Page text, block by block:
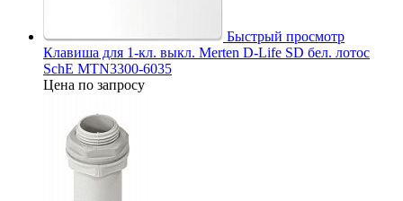
Быстрый просмотр
Клавиша для 1-кл. выкл. Merten D-Life SD бел. лотос
SchE MTN3300-6035
Цена по запросу